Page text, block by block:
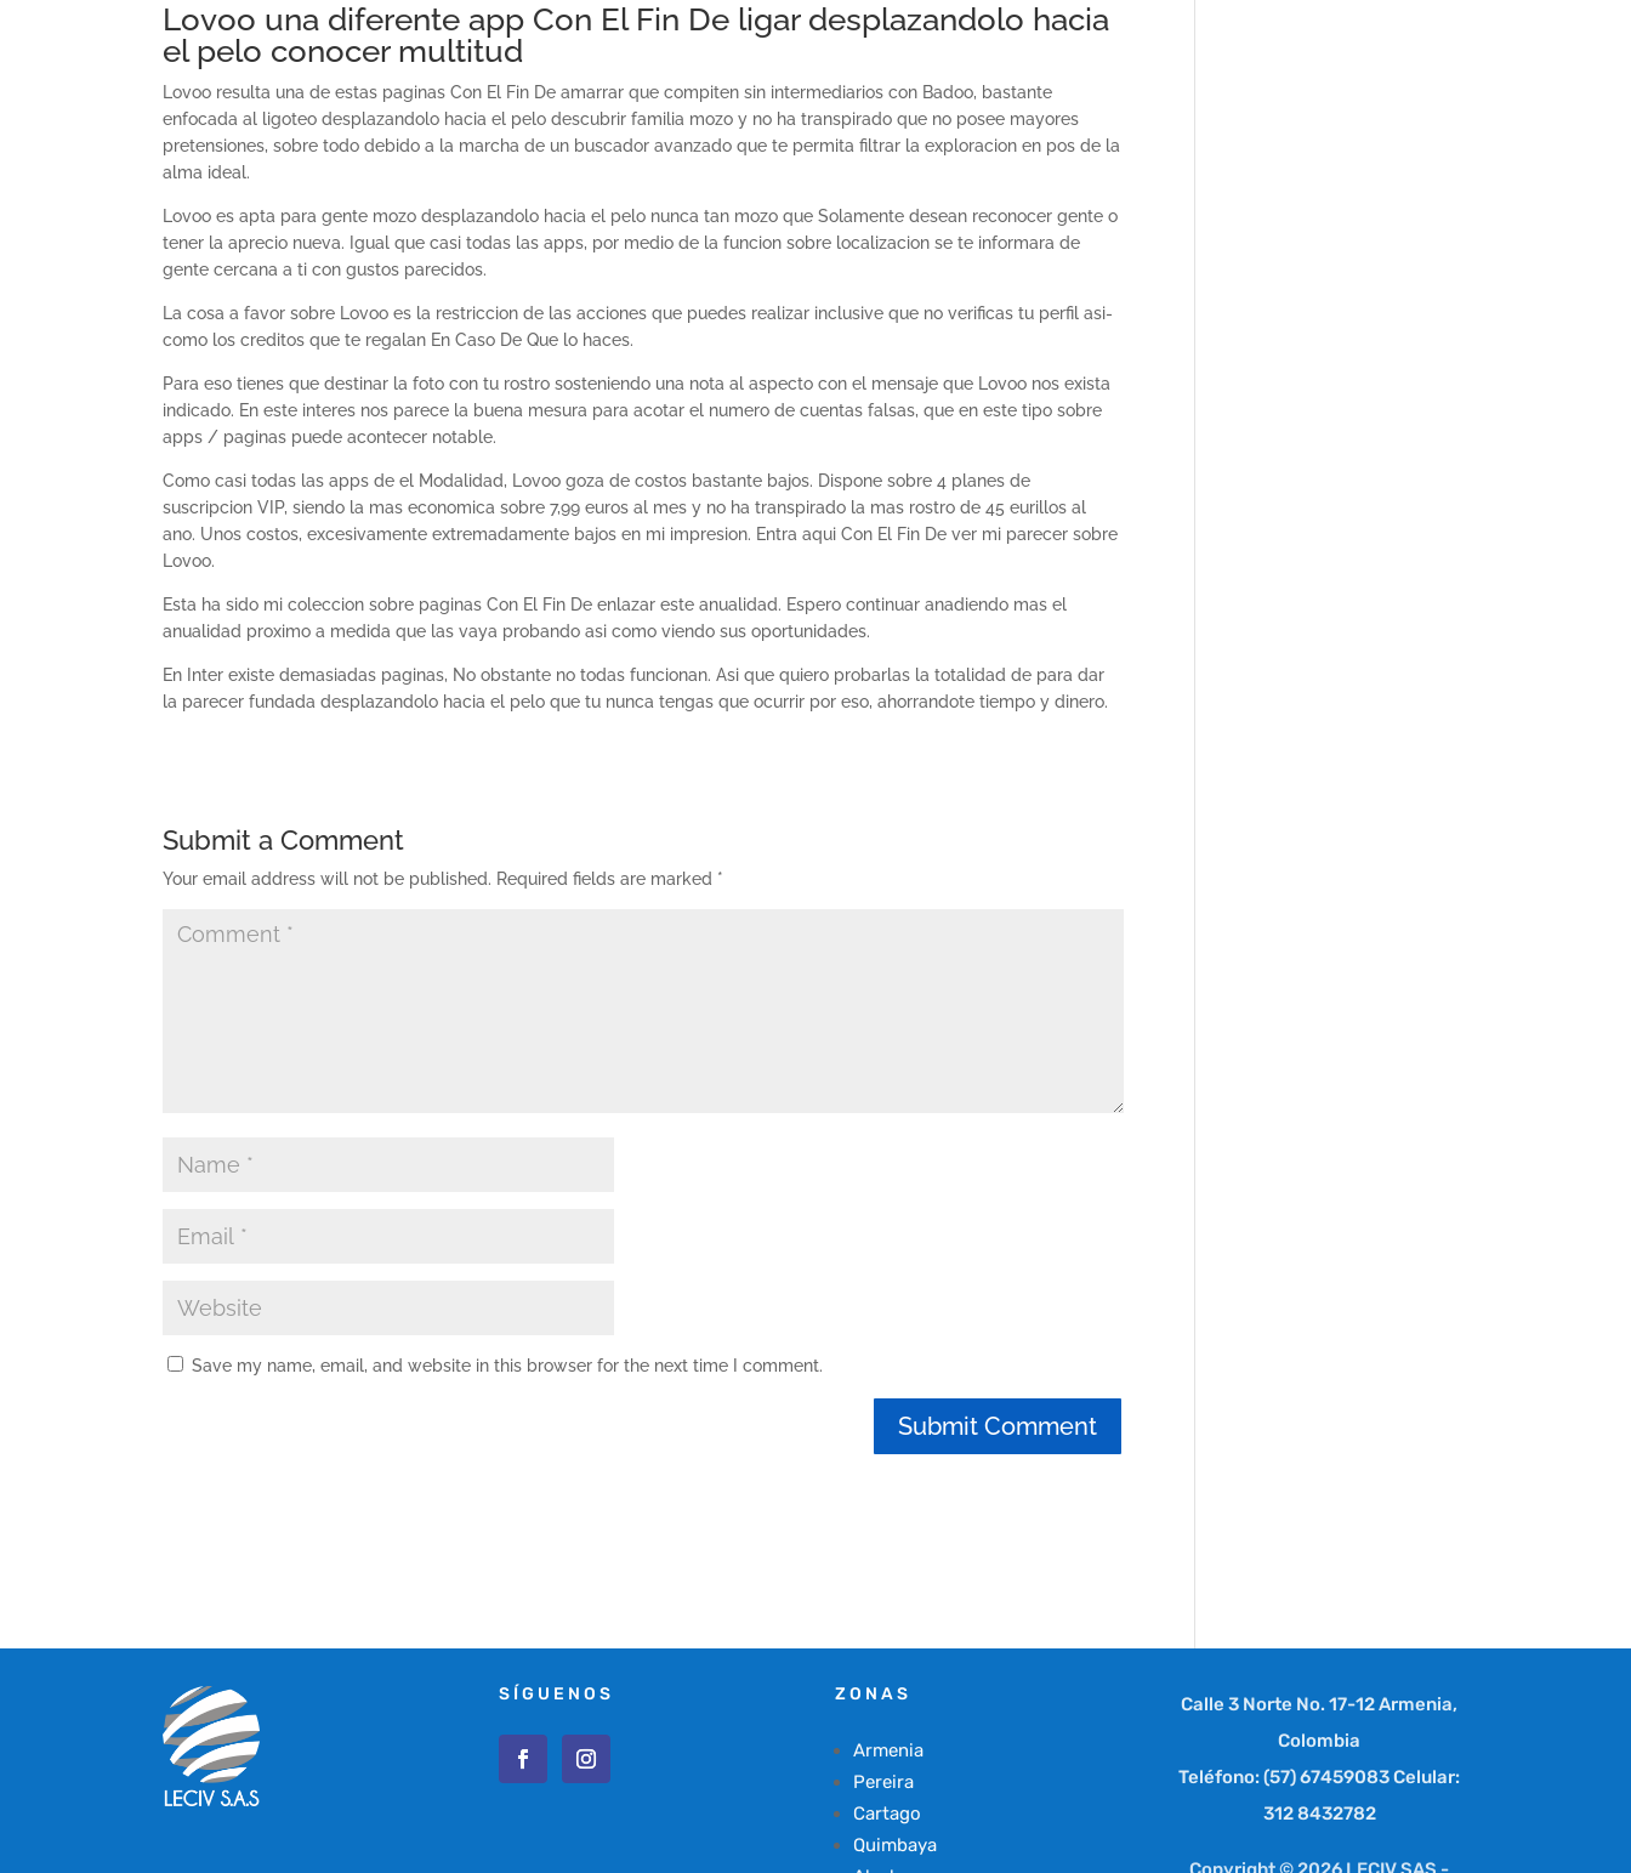
Lovoo una diferente app Con El Fin De ligar desplazandolo hacia
el pelo conocer multitud
Lovoo resulta una de estas paginas Con El Fin De amarrar que compiten sin intermediarios con Badoo, bastante
enfocada al ligoteo desplazandolo hacia el pelo descubrir familia mozo y no ha transpirado que no posee mayores
pretensiones, sobre todo debido a la marcha de un buscador avanzado que te permita filtrar la exploracion en pos de la
alma ideal.
Lovoo es apta para gente mozo desplazandolo hacia el pelo nunca tan mozo que Solamente desean reconocer gente o
tener la aprecio nueva. Igual que casi todas las apps, por medio de la funcion sobre localizacion se te informara de
gente cercana a ti con gustos parecidos.
La cosa a favor sobre Lovoo es la restriccion de las acciones que puedes realizar inclusive que no verificas tu perfil asi­
como los creditos que te regalan En Caso De Que lo haces.
Para eso tienes que destinar la foto con tu rostro sosteniendo una nota al aspecto con el mensaje que Lovoo nos exista
indicado. En este interes nos parece la buena mesura para acotar el numero de cuentas falsas, que en este tipo sobre
apps / paginas puede acontecer notable.
Como casi todas las apps de el Modalidad, Lovoo goza de costos bastante bajos. Dispone sobre 4 planes de
suscripcion VIP, siendo la mas economica sobre 7,99 euros al mes y no ha transpirado la mas rostro de 45 eurillos al
ano. Unos costos, excesivamente extremadamente bajos en mi impresion. Entra aqui Con El Fin De ver mi parecer sobre
Lovoo.
Esta ha sido mi coleccion sobre paginas Con El Fin De enlazar este anualidad. Espero continuar anadiendo mas el
anualidad proximo a medida que las vaya probando asi­ como viendo sus oportunidades.
En Inter existe demasiadas paginas, No obstante no todas funcionan. Asi que quiero probarlas la totalidad de para dar
la parecer fundada desplazandolo hacia el pelo que tu nunca tengas que ocurrir por eso, ahorrandote tiempo y dinero.
Submit a Comment
Your email address will not be published. Required fields are marked *
Save my name, email, and website in this browser for the next time I comment.
SÍGUENOS ZONAS
Armenia
Pereira
Cartago
Quimbaya
Calle 3 Norte No. 17-12 Armenia,
Colombia
Teléfono: (57) 67459083 Celular:
312 8432782